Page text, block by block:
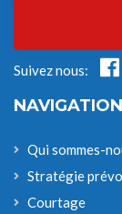
Suivez nous:
NAVIGATION
Qui sommes-
Stratégie
Courtage